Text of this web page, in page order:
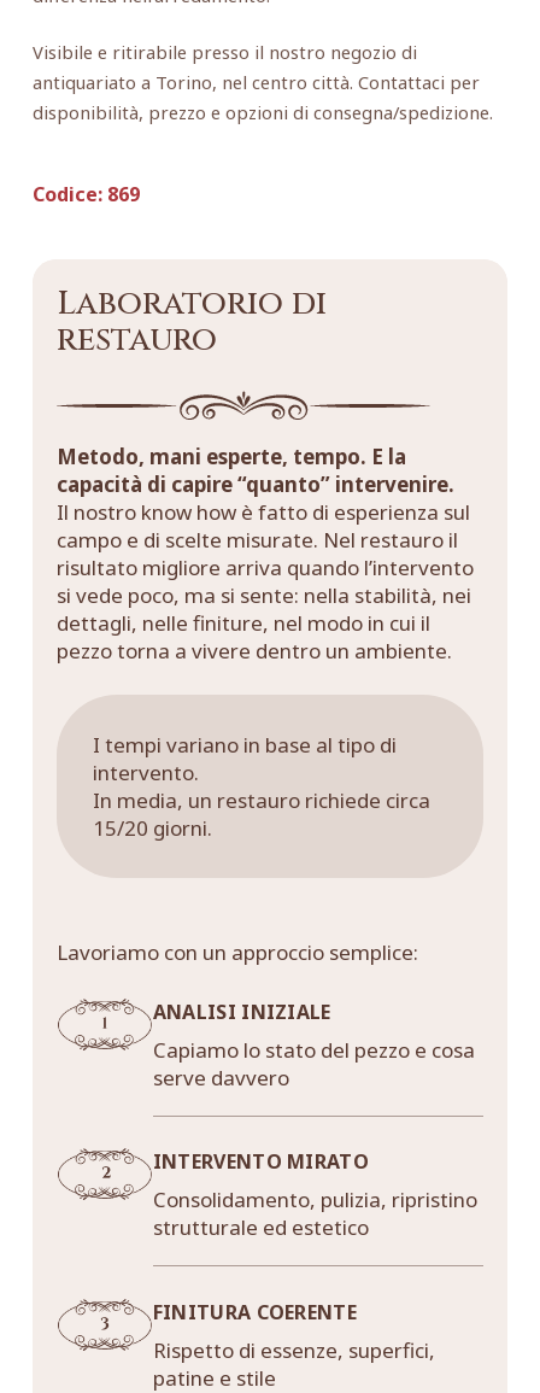
Visibile e ritirabile presso il nostro negozio di
antiquariato a Torino, nel centro città. Contattaci per
disponibilità, prezzo e opzioni di consegna/spedizione.
Codice:869
Laboratorio di
restauro
Metodo, mani esperte, tempo. E la
capacità di capire “quanto” intervenire.
Il nostro know how è fatto di esperienza sul
campo e di scelte misurate. Nel restauro il
risultato migliore arriva quando l’intervento
si vede poco, ma si sente: nella stabilità, nei
dettagli, nelle finiture, nel modo in cui il
pezzo torna a vivere dentro un ambiente.
I tempi variano in base al tipo di
intervento.
In media, un restauro richiede circa
15/20 giorni.
Lavoriamo con un approccio semplice:
ANALISI INIZIALE
Capiamo lo stato del pezzo e cosa
serve davvero
INTERVENTO MIRATO
Consolidamento, pulizia, ripristino
strutturale ed estetico
FINITURA COERENTE
Rispetto di essenze, superfici,
patine e stile